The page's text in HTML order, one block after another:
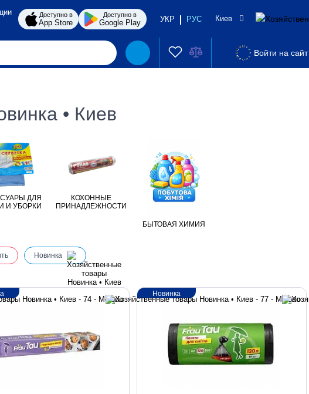
Доступно в
App Store
Доступно в
Google Play УКР РУС Киев
Войти на сайт
• Киев
ДЛЯ
И УБОРКИ
КОХОННЫЕ
ПРИНАДЛЕЖНОСТИ
БЫТОВАЯ ХИМИЯ
Новинка
Новинка